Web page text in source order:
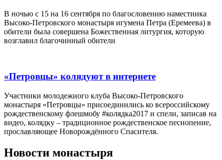
В ночью с 15 на 16 сентября по благословению наместника
Высоко-Петровского монастыря игумена Петра (Еремеева) в
обители была совершена Божественная литургия, которую
возглавил благочинный обители
«Петровцы» колядуют в интернете
Участники молодежного клуба Высоко-Петровского
монастыря «Петровцы» присоединились ко всероссийскому
рождественскому флешмобу #колядка2017 и спели, записав на
видео, колядку – традиционное рождественское песнопение,
прославляющее Новорождённого Спасителя.
Новости монастыря